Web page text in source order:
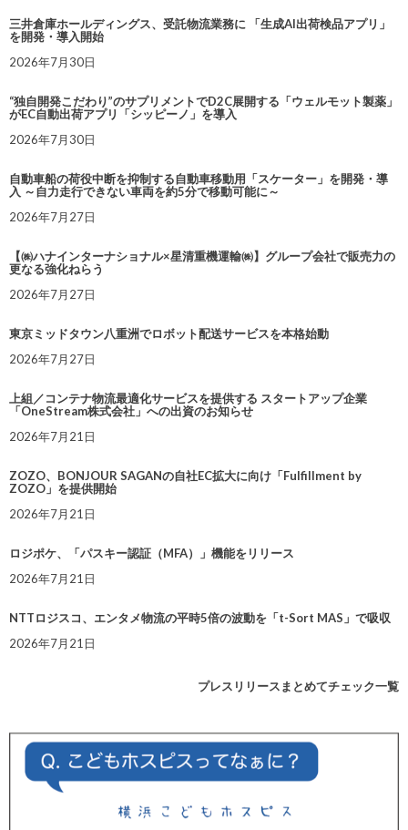
三井倉庫ホールディングス、受託物流業務に 「生成AI出荷検品アプリ」
を開発・導入開始
2026年7月30日
“独自開発こだわり”のサプリメントでD2C展開する「ウェルモット製薬」
がEC自動出荷アプリ「シッピーノ」を導入
2026年7月30日
自動車船の荷役中断を抑制する自動車移動用「スケーター」を開発・導
入 ～自力走行できない車両を約5分で移動可能に～
2026年7月27日
【㈱ハナインターナショナル×星清重機運輸㈱】グループ会社で販売力の
更なる強化ねらう
2026年7月27日
東京ミッドタウン八重洲でロボット配送サービスを本格始動
2026年7月27日
上組／コンテナ物流最適化サービスを提供する スタートアップ企業
「OneStream株式会社」への出資のお知らせ
2026年7月21日
ZOZO、BONJOUR SAGANの自社EC拡大に向け「Fulfillment by
ZOZO」を提供開始
2026年7月21日
ロジポケ、「パスキー認証（MFA）」機能をリリース
2026年7月21日
NTTロジスコ、エンタメ物流の平時5倍の波動を「t-Sort MAS」で吸収
2026年7月21日
プレスリリースまとめてチェック一覧